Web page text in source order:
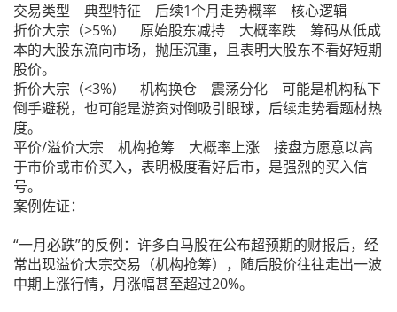
交易类型 典型特征 后续1个月走势概率 核心逻辑
折价大宗（>5%） 原始股东减持 大概率跌 筹码从低成
本的大股东流向市场，抛压沉重，且表明大股东不看好短期
股价。
折价大宗（<3%） 机构换仓 震荡分化 可能是机构私下
倒手避税，也可能是游资对倒吸引眼球，后续走势看题材热
度。
平价/溢价大宗 机构抢筹 大概率上涨 接盘方愿意以高
于市价或市价买入，表明极度看好后市，是强烈的买入信
号。
案例佐证：
“一月必跌”的反例：许多白马股在公布超预期的财报后，经
常出现溢价大宗交易（机构抢筹），随后股价往往走出一波
中期上涨行情，月涨幅甚至超过20%。